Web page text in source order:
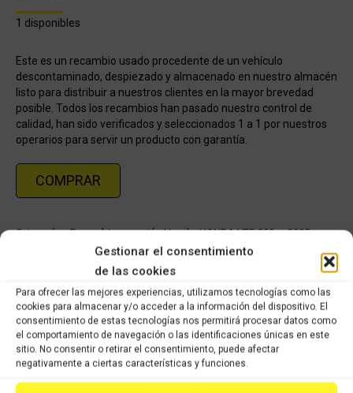
Gestionar el consentimiento
de las cookies
Para ofrecer las mejores experiencias, utilizamos tecnologías como las
cookies para almacenar y/o acceder a la información del dispositivo. El
consentimiento de estas tecnologías nos permitirá procesar datos como
el comportamiento de navegación o las identificaciones únicas en este
sitio. No consentir o retirar el consentimiento, puede afectar
negativamente a ciertas características y funciones.
1 disponibles
Este es un recambio usado procedente de un vehículo
descontaminado, despiezado y almacenado en nuestro almacén
listo para distribuir a nuestros clientes en la mayor brevedad
posible. Todos los recambios han pasado nuestro control de
calidad, han sido verificados y seleccionados 1 a 1 por nuestros
operarios para servir un producto con garantía.
COMPRAR
Categorías:Recambios ocasión Honda,HONDA VFR 800cc 2005
Share this product
Share
on
X
Share
on
Facebook
Share
on
Pinterest
Share
on
LinkedIn